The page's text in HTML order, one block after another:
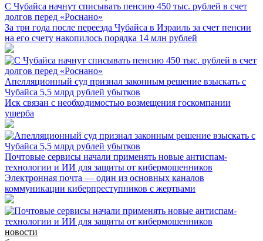
С Чубайса начнут списывать пенсию 450 тыс. рублей в счет
долгов перед «Роснано»
За три года после переезда Чубайса в Израиль за счет пенсии
на его счету накопилось порядка 14 млн рублей
Апелляционный суд признал законным решение взыскать с
Чубайса 5,5 млрд рублей убытков
Иск связан с необходимостью возмещения госкомпании
ущерба
Почтовые сервисы начали применять новые антиспам-
технологии и ИИ для защиты от кибермошенников
Электронная почта — один из основных каналов
коммуникации киберпреступников с жертвами
новости